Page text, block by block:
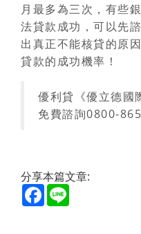
月最多為三次，有些
法貸款成功，可以先
出真正不能核貸的原
貸款的成功機率！
優利貸《優立德國
免費諮詢0800-
分享本篇文章:
Facebook